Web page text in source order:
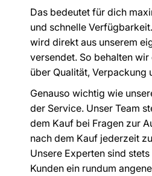
Das bedeutet für dich
und schnelle
wird direkt aus unserem
versendet. So behalten
über Qualität, Verpackung
Genauso wichtig wie
der Service. Unser Team
dem Kauf bei Fragen zur
nach dem Kauf jederzeit
Unsere Experten sind
Kunden ein rundum